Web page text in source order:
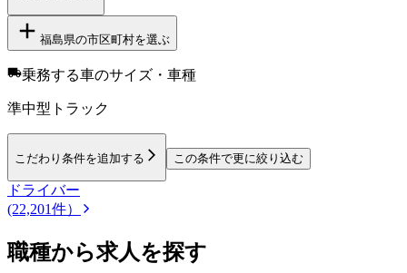
福島県の市区町村を選ぶ
乗務する車のサイズ・車種
準中型トラック
こだわり条件を追加する この条件で更に絞り込む
ドライバー
(22,201件）
職種から求人を探す